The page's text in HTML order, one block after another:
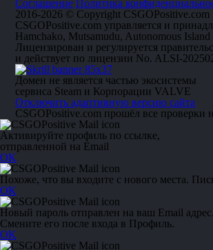
Соглашение Политика
2016-2026 © Copyright CSGOPositive.com
CSGOPositive.com управляется и
Hamchako, Mutsamudu, Autonomous
Лицензирован и регулируется
и действует по лицензии No. ALSI-
Домен не является частью экосистемы
сервиса Steam и Корпорации VALVE
Отключить адаптивную версию сайта
CSGOPositive.com прошёл все проверки
Активируйте профиль по ссылке,
отправленной на Email
OK
Похоже, что вы входите с нового места.
OK
Новый пароль отправлен на ваш Email адрес.
Смените его после входа в Профиль.
OK